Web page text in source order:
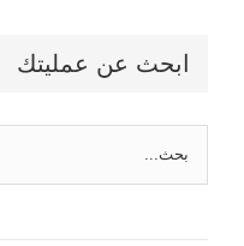
ابحث عن عمليتك
عن: